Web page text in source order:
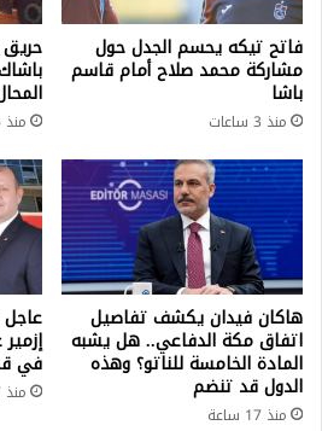
فاتح تيكه يحسم الجدل حول
مشاركة محمد صلاح أمام قاسم
باشا
منذ 3 ساعات منذ 16 ساعة
هاكان فيدان يكشف تفاصيل
اتفاق مكة الدفاعي.. هل يشبه
المادة الخامسة للناتو؟ وهذه
الدول قد تنضم
منذ 17 ساعة
في
منذ 17 ساعة